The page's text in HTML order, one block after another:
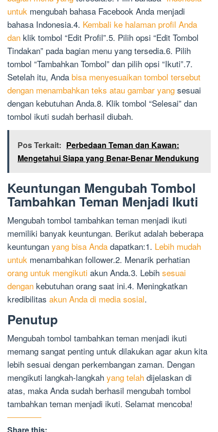
untuk mengubah bahasa Facebook Anda menjadi
bahasa Indonesia.4. Kembali ke halaman profil Anda
dan klik tombol “Edit Profil”.5. Pilih opsi “Edit Tombol
Tindakan” pada bagian menu yang tersedia.6. Pilih
tombol “Tambahkan Tombol” dan pilih opsi “Ikuti”.7.
Setelah itu, Anda bisa menyesuaikan tombol tersebut
dengan menambahkan teks atau gambar yang sesuai
dengan kebutuhan Anda.8. Klik tombol “Selesai” dan
tombol ikuti sudah berhasil diubah.
Pos Terkait: Perbedaan Teman dan Kawan:
Mengetahui Siapa yang Benar-Benar Mendukung
Keuntungan Mengubah Tombol
Tambahkan Teman Menjadi Ikuti
Mengubah tombol tambahkan teman menjadi ikuti
memiliki banyak keuntungan. Berikut adalah beberapa
keuntungan yang bisa Anda dapatkan:1. Lebih mudah
untuk menambahkan follower.2. Menarik perhatian
orang untuk mengikuti akun Anda.3. Lebih sesuai
dengan kebutuhan orang saat ini.4. Meningkatkan
kredibilitas akun Anda di media sosial.
Penutup
Mengubah tombol tambahkan teman menjadi ikuti
memang sangat penting untuk dilakukan agar akun kita
lebih sesuai dengan perkembangan zaman. Dengan
mengikuti langkah-langkah yang telah dijelaskan di
atas, maka Anda sudah berhasil mengubah tombol
tambahkan teman menjadi ikuti. Selamat mencoba!